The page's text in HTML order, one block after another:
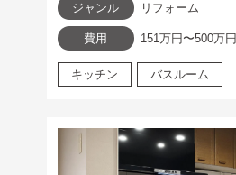
ジャンル リフォーム
費用 151万円〜500万円
キッチン バスルーム